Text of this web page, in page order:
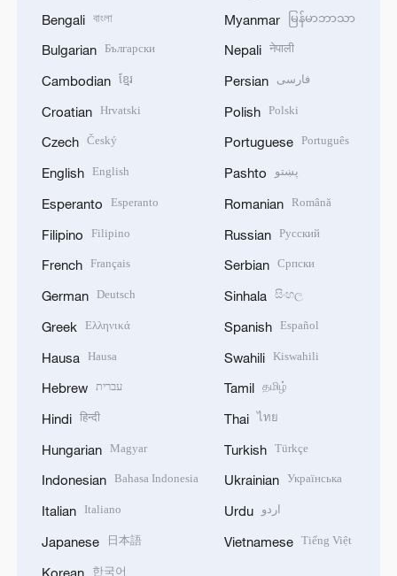
Bengali বাংলা
Bulgarian Български
Cambodian ខ្មែរ
Croatian Hrvatski
Czech Český
English English
Esperanto Esperanto
Filipino Filipino
French Français
German Deutsch
Greek Ελληνικά
Hausa Hausa
Hebrew עברית
Hindi हिन्दी
Hungarian Magyar
Indonesian Bahasa Indonesia
Italian Italiano
Japanese 日本語
Korean 한국어
Myanmar မြန်မာဘာသာ
Nepali नेपाली
Persian فارسی
Polish Polski
Portuguese Português
Pashto پښتو
Romanian Română
Russian Русский
Serbian Српски
Sinhala සිංහල
Spanish Español
Swahili Kiswahili
Tamil தமிழ்
Thai ไทย
Turkish Türkçe
Ukrainian Українська
Urdu اردو
Vietnamese Tiếng Việt